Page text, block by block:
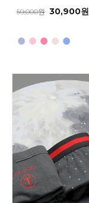
59,000원 30,900원
●●● ●●